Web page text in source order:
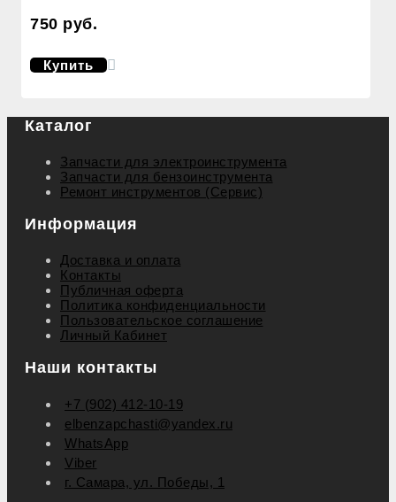
750 руб.
Купить
Каталог
Запчасти для электроинструмента
Запчасти для бензоинструмента
Ремонт инструментов (Сервис)
Информация
Доставка и оплата
Контакты
Публичная оферта
Политика конфиденциальности
Пользовательское соглашение
Личный Кабинет
Наши контакты
+7 (902) 412-10-19
elbenzapchasti@yandex.ru
WhatsApp
Viber
г. Самара, ул. Победы, 1